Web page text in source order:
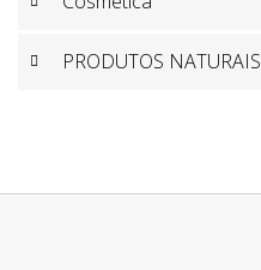
PRODUTOS NATURAIS